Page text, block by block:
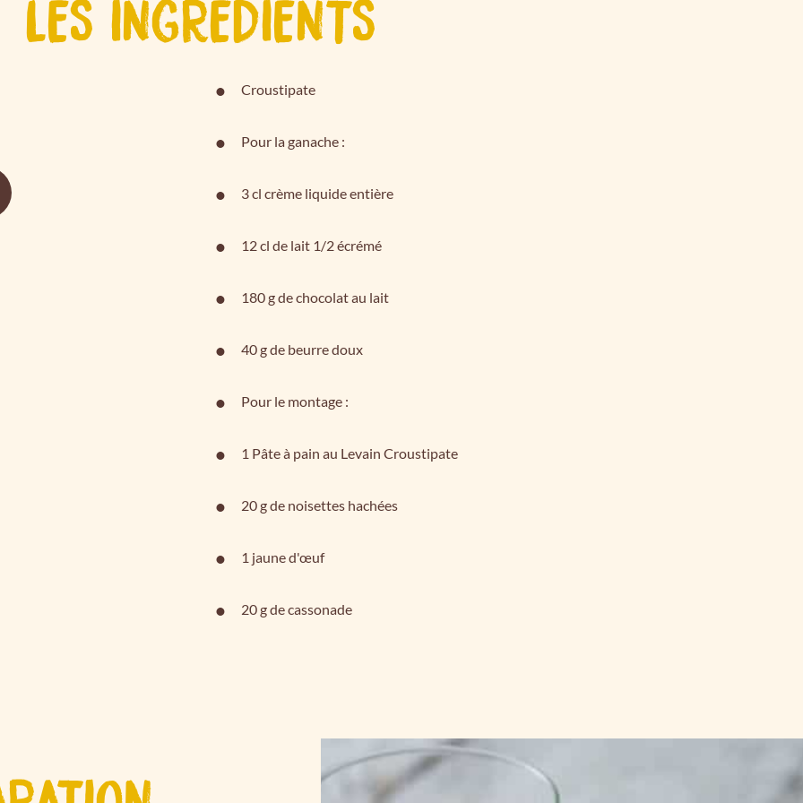
LES INGRÉDIENTS
Croustipate
Pour la ganache :
3 cl crème liquide entière
12 cl de lait 1/2 écrémé
180 g de chocolat au lait
40 g de beurre doux
Pour le montage :
1 Pâte à pain au Levain Croustipate
20 g de noisettes hachées
1 jaune d'œuf
20 g de cassonade